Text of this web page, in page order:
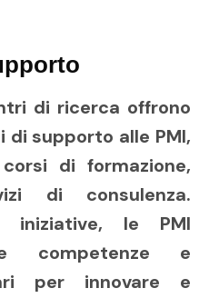
di ricerca offrono
di supporto alle PMI,
di formazione,
di consulenza.
iniziative, le PMI
competenze e
per innovare e